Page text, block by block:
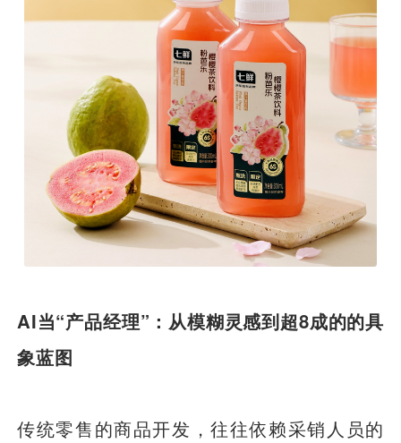
AI当“产品经理”：从模糊灵感到超8成的的具
象蓝图
传统零售的商品开发，往往依赖采销人员的